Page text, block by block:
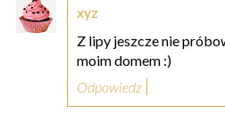
xyz
Z lipy jeszcze nie
moim domem :)
Odpowiedz